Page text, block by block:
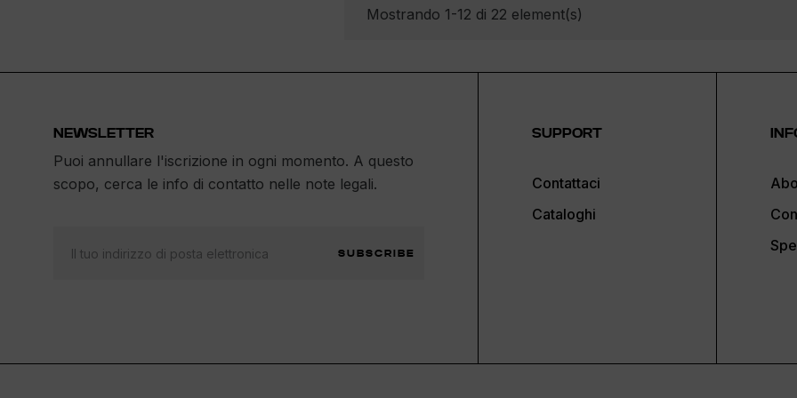
Mostrando 1-12 di 22 element(s)
NEWSLETTER
Puoi annullare l'iscrizione in ogni momento. A questo
scopo, cerca le info di contatto nelle note legali.
SUBSCRIBE
SUPPORT
Contattaci
Cataloghi